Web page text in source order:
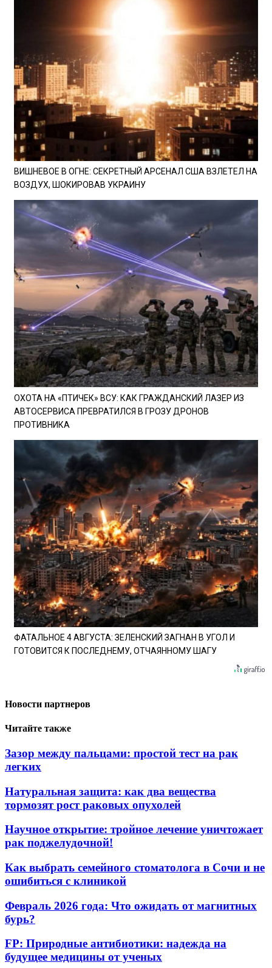
ВИШНЕВОЕ В ОГНЕ: СЕКРЕТНЫЙ АРСЕНАЛ США ВЗЛЕТЕЛ НА
ВОЗДУХ, ШОКИРОВАВ УКРАИНУ
ОХОТА НА «ПТИЧЕК» ВСУ: КАК ГРАЖДАНСКИЙ ЛАЗЕР ИЗ
АВТОСЕРВИСА ПРЕВРАТИЛСЯ В ГРОЗУ ДРОНОВ
ПРОТИВНИКА
ФАТАЛЬНОЕ 4 АВГУСТА: ЗЕЛЕНСКИЙ ЗАГНАН В УГОЛ И
ГОТОВИТСЯ К ПОСЛЕДНЕМУ, ОТЧАЯННОМУ ШАГУ
Новости партнеров
Читайте также
Зазор между пальцами: простой тест на рак
легких
Натуральная защита: как два вещества
тормозят рост раковых опухолей
Научное открытие: тройное лечение уничтожает
рак поджелудочной!
Как выбрать семейного стоматолога в Сочи и не
ошибиться с клиникой
Февраль 2026 года: Что ожидать от магнитных
бурь?
FP: Природные антибиотики: надежда на
будущее медицины от ученых